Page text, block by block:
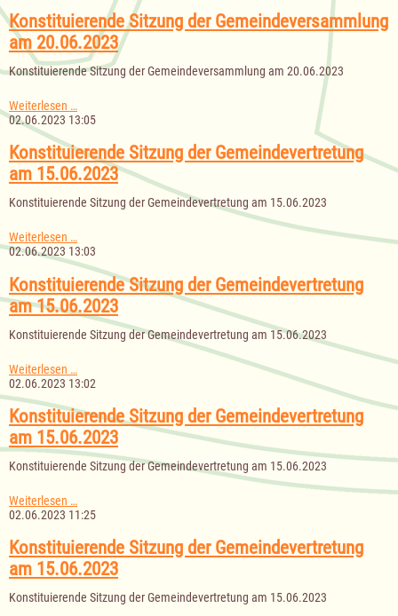
Gemeindeversammlung
am
26.06.2023
Konstituierende Sitzung der Gemeindeversammlung
am 20.06.2023
Konstituierende Sitzung der Gemeindeversammlung am 20.06.2023
Weiterlesen …
Sitzung
Gemeindeversammlung
am
20.06.2023
02.06.2023 13:05
Konstituierende Sitzung der Gemeindevertretung
am 15.06.2023
Konstituierende Sitzung der Gemeindevertretung am 15.06.2023
Weiterlesen …Konstituierende
Sitzung
der
Gemeindevertretung
am
15.06.2023
02.06.2023 13:03
Konstituierende Sitzung der Gemeindevertretung
am 15.06.2023
Konstituierende Sitzung der Gemeindevertretung am 15.06.2023
Weiterlesen …
Sitzung
Gemeindevertretung
am
15.06.2023
02.06.2023 13:02
Konstituierende Sitzung der Gemeindevertretung
am 15.06.2023
Konstituierende Sitzung der Gemeindevertretung am 15.06.2023
Weiterlesen …
Sitzung
Gemeindevertretung
am
15.06.2023
02.06.2023 11:25
Konstituierende Sitzung der Gemeindevertretung
am 15.06.2023
Konstituierende Sitzung der Gemeindevertretung am 15.06.2023